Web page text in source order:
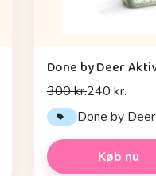
300 kr.240 kr.
Done by Deer
Køb nu